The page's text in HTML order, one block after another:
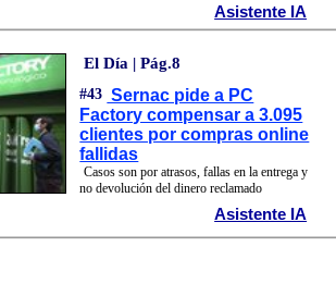
Asistente IA
El Día | Pág.8
#43 Sernac pide a PC
Factory compensar a 3.095
clientes por compras online
fallidas
Casos son por atrasos, fallas en la entrega y
no devolución del dinero reclamado
Asistente IA